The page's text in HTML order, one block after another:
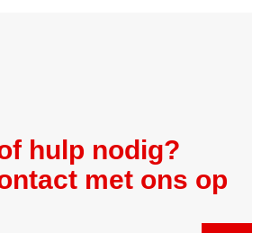
hulp nodig?
met ons op